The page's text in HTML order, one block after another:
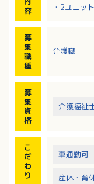
容
・2ユニッ
※記録はタ
募
集
職
種
介護職
募
集
資
格
介護福祉
こ
だ
わ
り
車通勤可
産休・育